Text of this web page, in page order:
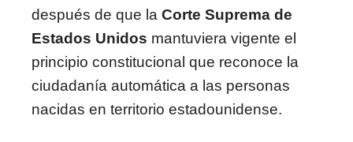
después de que la Corte Suprema de
Estados Unidos mantuviera vigente el
principio constitucional que reconoce la
ciudadanía automática a las personas
nacidas en territorio estadounidense.